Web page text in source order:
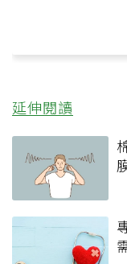
延伸閱讀